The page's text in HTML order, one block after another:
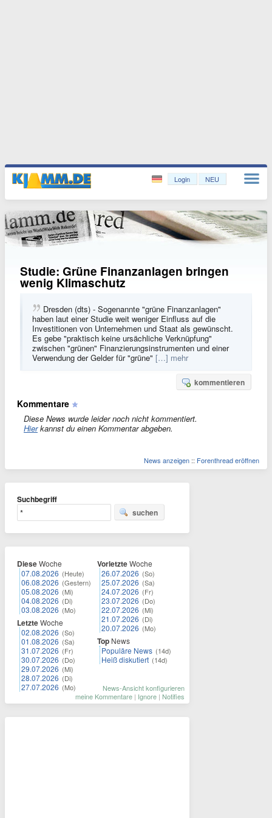
Login NEU
Studie: Grüne Finanzanlagen bringen
wenig Klimaschutz
Dresden (dts) - Sogenannte "grüne Finanzanlagen"
haben laut einer Studie weit weniger Einfluss auf die
Investitionen von Unternehmen und Staat als gewünscht.
Es gebe "praktisch keine ursächliche Verknüpfung"
zwischen "grünen" Finanzierungsinstrumenten und einer
Verwendung der Gelder für "grüne" […] mehr
kommentieren
Kommentare
Diese News wurde leider noch nicht kommentiert.
Hierkannst du einen Kommentar abgeben.
News anzeigen :: Forenthread eröffnen
Suchbegriff
suchen
DieseWoche
07.08.2026 (Heute)
06.08.2026 (Gestern)
05.08.2026 (Mi)
04.08.2026 (Di)
03.08.2026 (Mo)
LetzteWoche
02.08.2026 (So)
01.08.2026 (Sa)
31.07.2026 (Fr)
30.07.2026 (Do)
29.07.2026 (Mi)
28.07.2026 (Di)
27.07.2026 (Mo)
VorletzteWoche
26.07.2026 (So)
25.07.2026 (Sa)
24.07.2026 (Fr)
23.07.2026 (Do)
22.07.2026 (Mi)
21.07.2026 (Di)
20.07.2026 (Mo)
Top News
Populäre News (14d)
Heiß diskutiert (14d)
News-Ansicht konfigurieren
meine Kommentare | Ignore | Notifies